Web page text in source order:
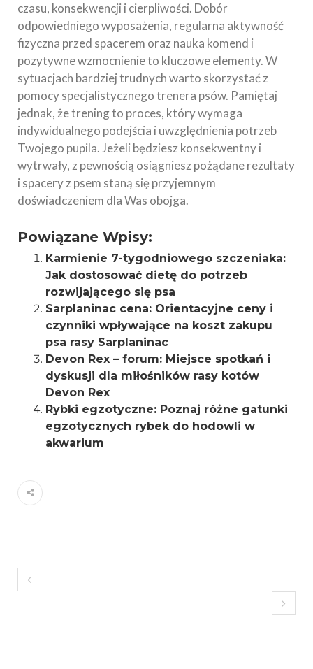
czasu, konsekwencji i cierpliwości. Dobór
odpowiedniego wyposażenia, regularna aktywność
fizyczna przed spacerem oraz nauka komend i
pozytywne wzmocnienie to kluczowe elementy. W
sytuacjach bardziej trudnych warto skorzystać z
pomocy specjalistycznego trenera psów. Pamiętaj
jednak, że trening to proces, który wymaga
indywidualnego podejścia i uwzględnienia potrzeb
Twojego pupila. Jeżeli będziesz konsekwentny i
wytrwały, z pewnością osiągniesz pożądane rezultaty
i spacery z psem staną się przyjemnym
doświadczeniem dla Was obojga.
Powiązane Wpisy:
Karmienie 7-tygodniowego szczeniaka:
Jak dostosować dietę do potrzeb
rozwijającego się psa
Sarplaninac cena: Orientacyjne ceny i
czynniki wpływające na koszt zakupu
psa rasy Sarplaninac
Devon Rex – forum: Miejsce spotkań i
dyskusji dla miłośników rasy kotów
Devon Rex
Rybki egzotyczne: Poznaj różne gatunki
egzotycznych rybek do hodowli w
akwarium